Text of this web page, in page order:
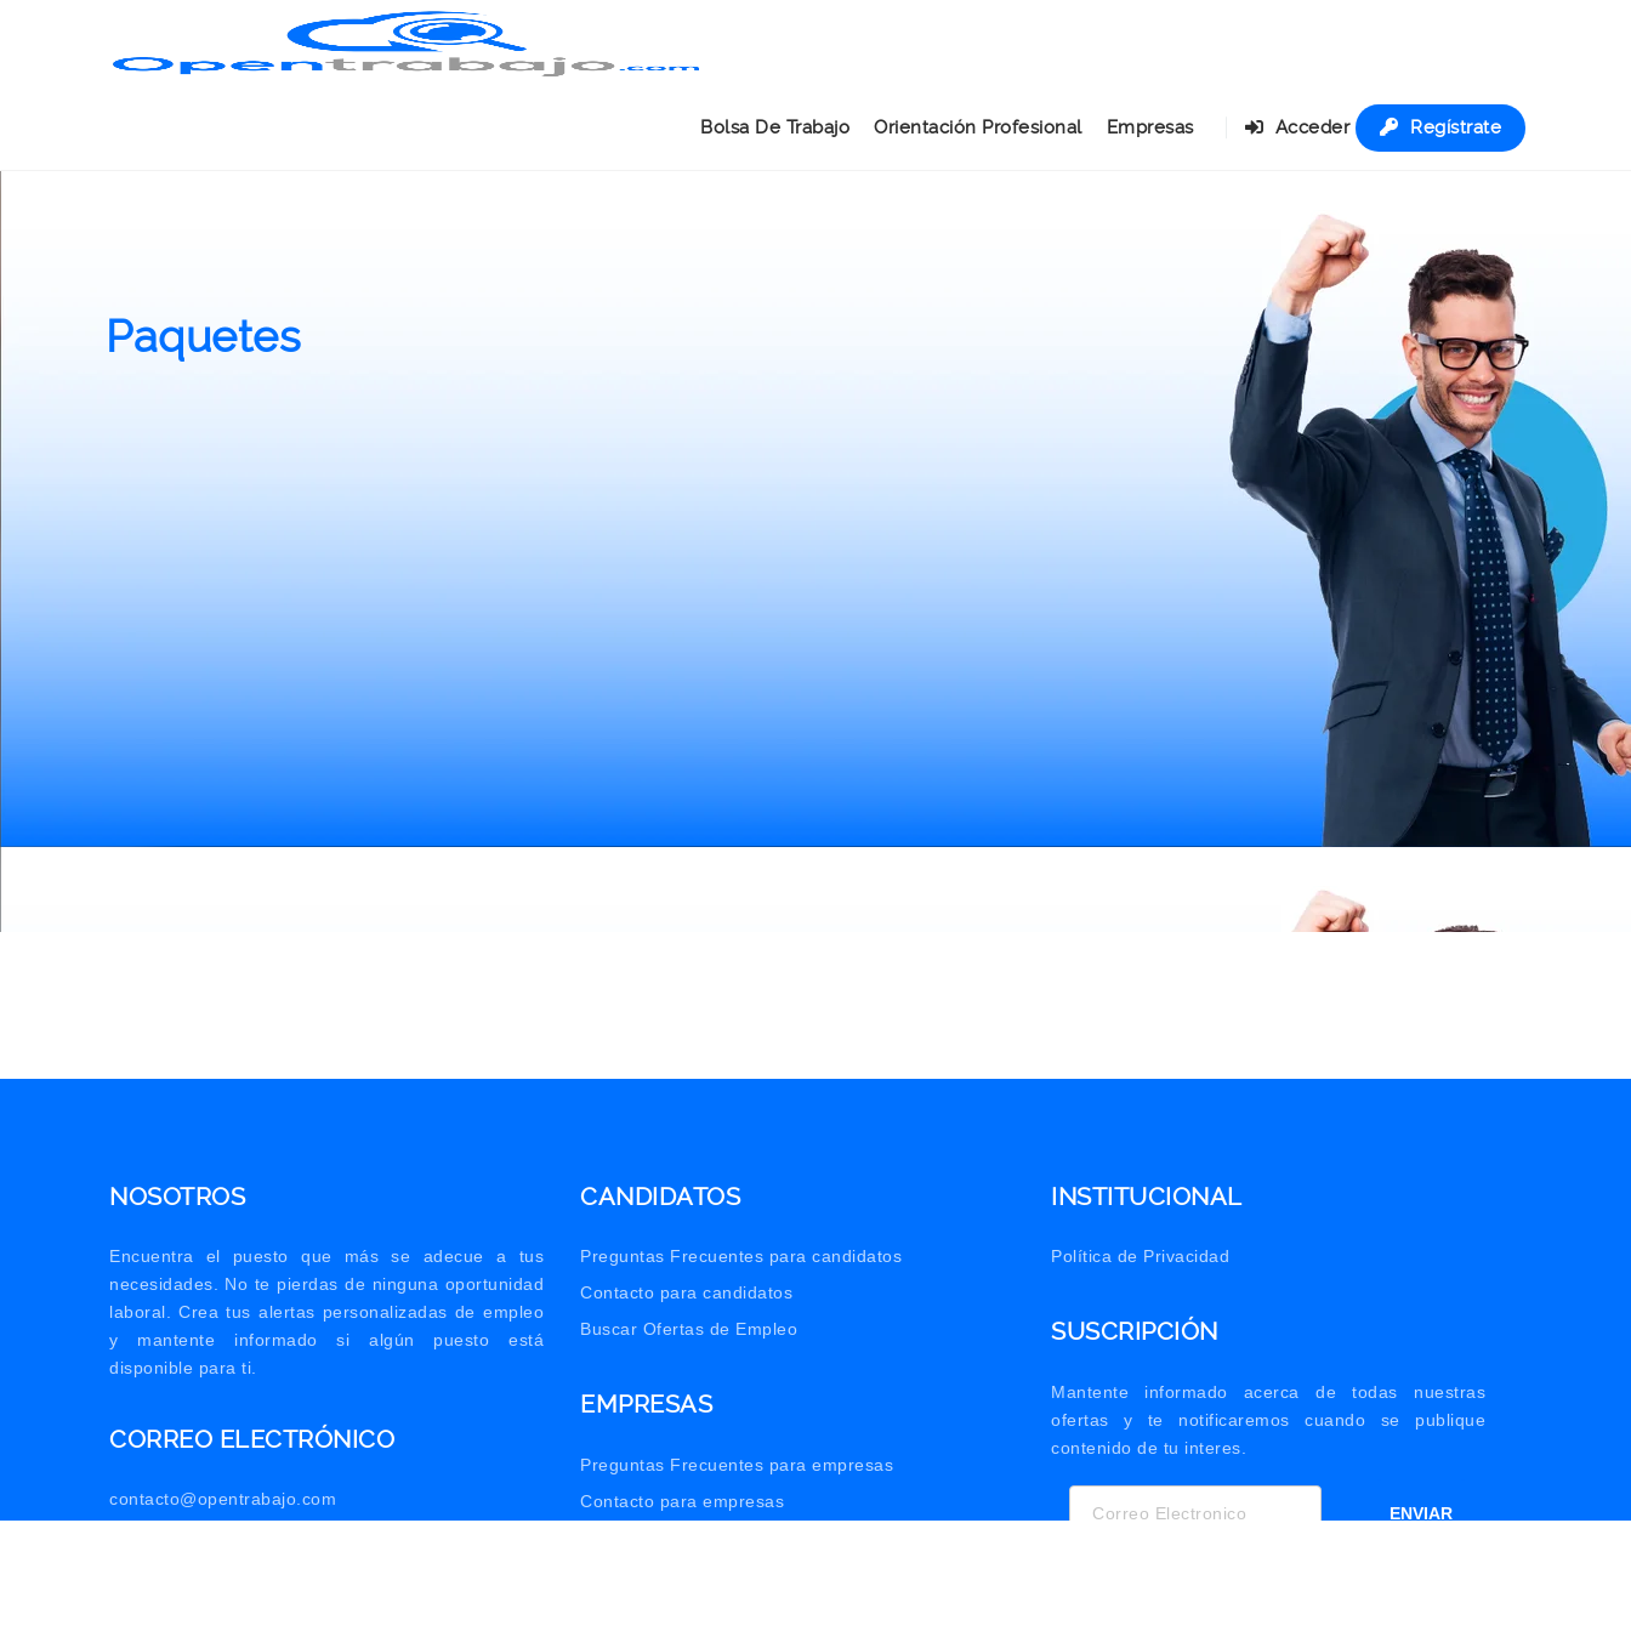
Bolsa De Trabajo Orientación Profesional Empresas Acceder Regístrate
Paquetes
NOSOTROS
Encuentra el puesto que más se adecue a tus
necesidades. No te pierdas de ninguna oportunidad
laboral. Crea tus alertas personalizadas de empleo
y mantente informado si algún puesto está
disponible para ti.
CORREO ELECTRÓNICO
contacto@opentrabajo.com
CANDIDATOS
Preguntas Frecuentes para candidatos
Contacto para candidatos
Buscar Ofertas de Empleo
EMPRESAS
Preguntas Frecuentes para empresas
Contacto para empresas
INSTITUCIONAL
Política de Privacidad
SUSCRIPCIÓN
Mantente informado acerca de todas nuestras
ofertas y te notificaremos cuando se publique
contenido de tu interes.